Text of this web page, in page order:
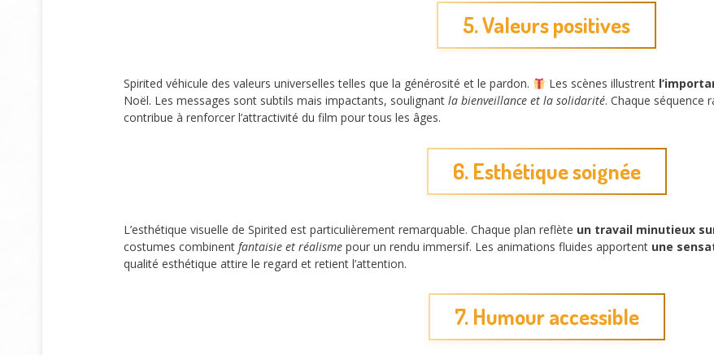
5. Valeurs positives
Spirited véhicule des valeurs universelles telles que la générosité et le pardon. Les scènes illustrent
Noël. Les messages sont subtils mais impactants, soulignant la bienveillance et la solidarité. Chaque séquence
contribue à renforcer l’attractivité du film pour tous les âges.
6. Esthétique soignée
L’esthétique visuelle de Spirited est particulièrement remarquable. Chaque plan reflète un travail minutieux
costumes combinent fantaisie et réalisme pour un rendu immersif. Les animations fluides apportent une
qualité esthétique attire le regard et retient l’attention.
7. Humour accessible